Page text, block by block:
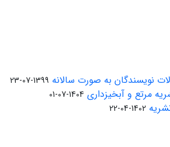
نویسندگان به صورت سالانه 1399-07-23
مرتع و آبخیزداری 1404-07-01
1402-04-22